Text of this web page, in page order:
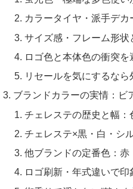
カラータイヤ・派手デ
サイズ感・フレーム形状
ロゴ色と本体色の衝突
リセールを気にするな
ブランドカラーの実情：ビ
チェレステの歴史と幅
チェレステ×黒・白・シ
他ブランドの定番色：
ロゴ刷新・年式違いで印